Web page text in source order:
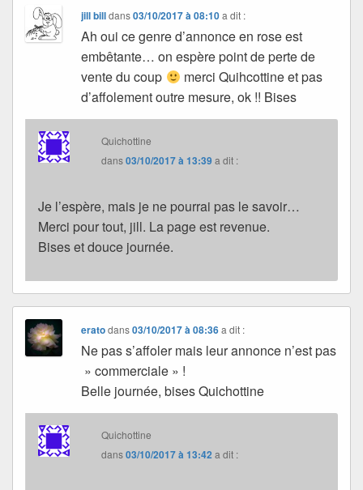
jill billdans03/10/2017 à 08:10 a dit :
Ah oui ce genre d’annonce en rose est
embêtante… on espère point de perte de
vente du coup
merci Quihcottine et pas
d’affolement outre mesure, ok !! Bises
Quichottine
dans03/10/2017 à 13:39a dit :
Je l’espère, mais je ne pourrai pas le savoir…
Merci pour tout, jill. La page est revenue.
Bises et douce journée.
eratodans03/10/2017 à 08:36 a dit :
Ne pas s’affoler mais leur annonce n’est pas
» commerciale » !
Belle journée, bises Quichottine
Quichottine
dans03/10/2017 à 13:42 a dit :